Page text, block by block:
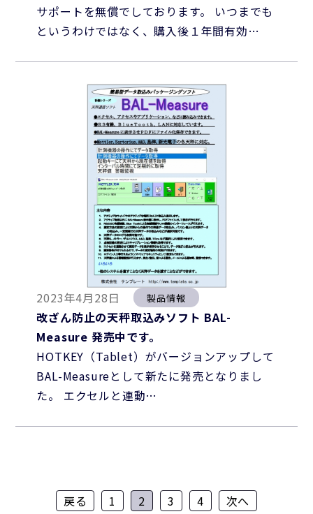
サポートを無償でしております。 いつまでも
というわけではなく、購入後１年間有効…
2023年4月28日 製品情報
改ざん防止の天秤取込みソフト BAL-
Measure 発売中です。
HOTKEY（Tablet）がバージョンアップして
BAL-Measureとして新たに発売となりまし
た。 エクセルと連動…
戻る 1 2 3 4 次へ